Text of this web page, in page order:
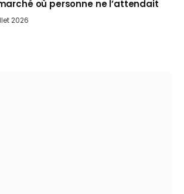
où personne ne l’attendait
2026